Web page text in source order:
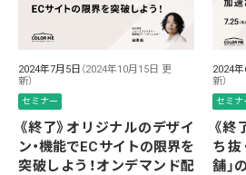
2024年7月5日 （2024年10月15日 更
新）
セミナー
《終了》オリジナルのデザイ
ン・機能でECサイトの限界を
突破しよう！オンデマンド配
2024
新）
セミナ
《終
ち抜
舗」